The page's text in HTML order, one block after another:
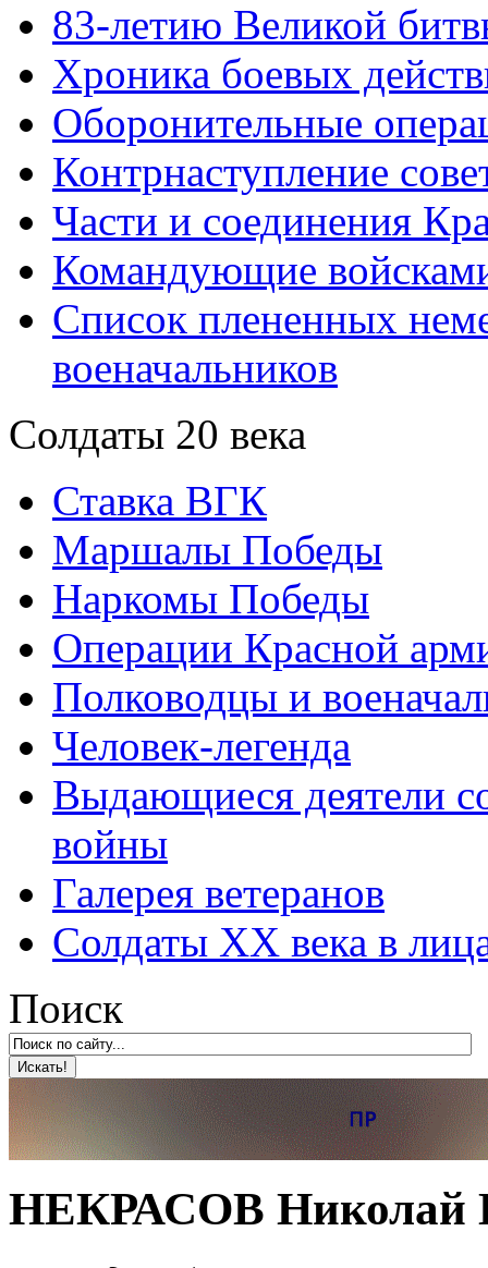
83-летию Великой
Хроника боевых
Оборонительные
Контрнаступление
Части и соединения
Командующие
Список плененных
военачальников
Солдаты 20 века
Ставка ВГК
Маршалы Победы
Наркомы Победы
Операции Красной
Полководцы и
Человек-легенда
Выдающиеся деятели
войны
Галерея ветеранов
Солдаты XX века в
Поиск
НЕКРАСОВ Николай